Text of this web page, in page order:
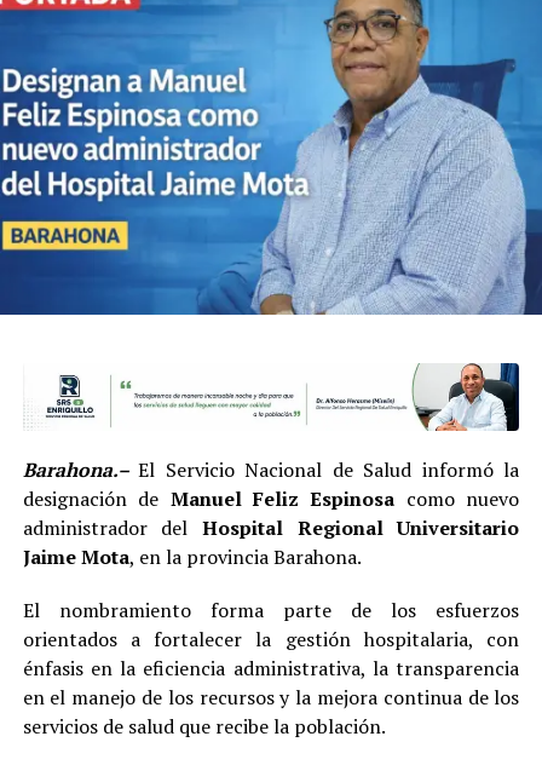
Barahona.–El Servicio Nacional de Salud informó la
designación de Manuel Feliz Espinosa como nuevo
administrador del Hospital Regional Universitario
Jaime Mota, en la provincia Barahona.
El nombramiento forma parte de los esfuerzos
orientados a fortalecer la gestión hospitalaria, con
énfasis en la eficiencia administrativa, la transparencia
en el manejo de los recursos y la mejora continua de los
servicios de salud que recibe la población.